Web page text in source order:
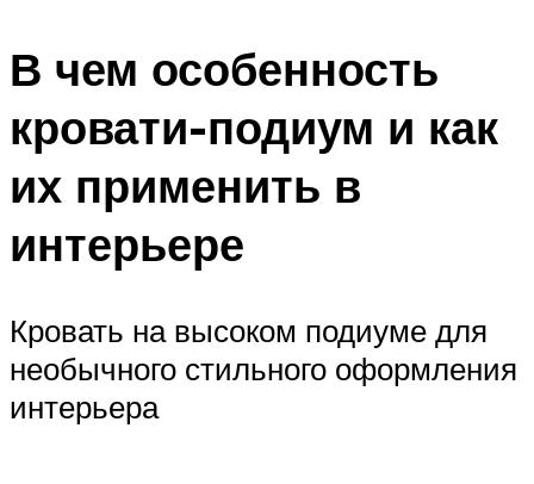
В чем особенность
кровати-подиум и как
их применить в
интерьере
Кровать на высоком подиуме для
необычного стильного оформления
интерьера